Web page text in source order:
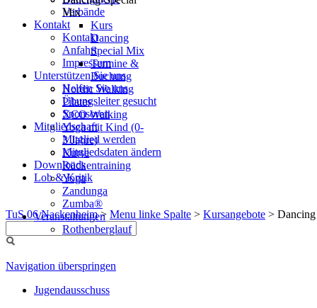
Verbände
Kontakt
Kontakt
Anfahrt
Impressum
Unterstützen Sie uns
Helfen Sie uns
Übungsleiter gesucht
Sponsoren
Mitgliedschaft
Mitglied werden
Mitgliedsdaten ändern
Downloads
Lob & Kritik
TuS 06 Nackenheim> Menu linke Spalte > Kursangebote >
Mix
Kurs
Dancing
Special Mix
Termine &
Buchung
Nordic Walking
Pilates
XCO Walking
Yoga mit Kind (0-
3 Jahre)
Kurse
Rückentraining
Yoga
Zandunga
Zumba®
Veranstaltungen
Rothenberglauf
Navigation überspringen
Jugendausschuss